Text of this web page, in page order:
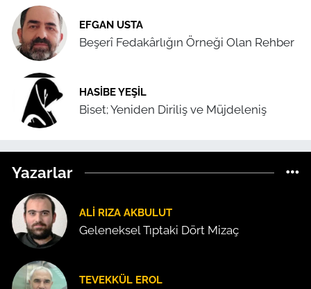
EFGAN USTA
Beşerî Fedakârlığın Örneği Olan Rehber
HASIBE YEŞIL
Biset; Yeniden Diriliş ve Müjdeleniş
Yazarlar
ALI RIZA AKBULUT
Geleneksel Tıptaki Dört Mizaç
TEVEKKÜL EROL